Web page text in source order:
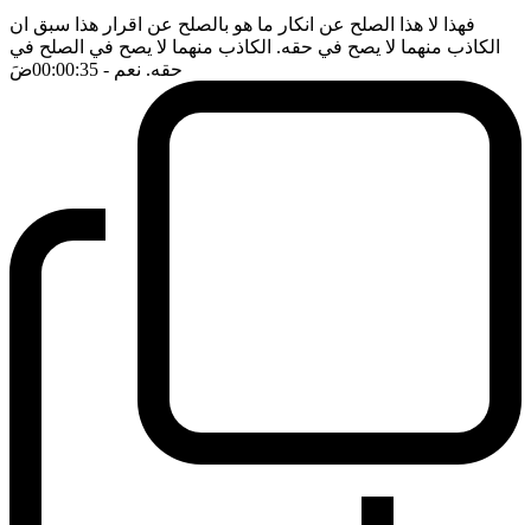
فهذا لا هذا الصلح عن انكار ما هو بالصلح عن اقرار هذا سبق ان
الكاذب منهما لا يصح في حقه. الكاذب منهما لا يصح في الصلح في
حقه. نعم - 00:00:35 ضَ